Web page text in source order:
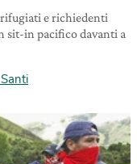
e richiedenti
sit-in pacifico davanti a